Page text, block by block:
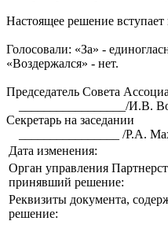
Настоящее решение
Голосовали: «За» -
«Воздержался» - нет.
Председатель Совета
_________________/И.В.
Секретарь на заседании
________________ /Р.А.
Дата изменения:
Орган управления
принявший решение:
Реквизиты документа,
решение: